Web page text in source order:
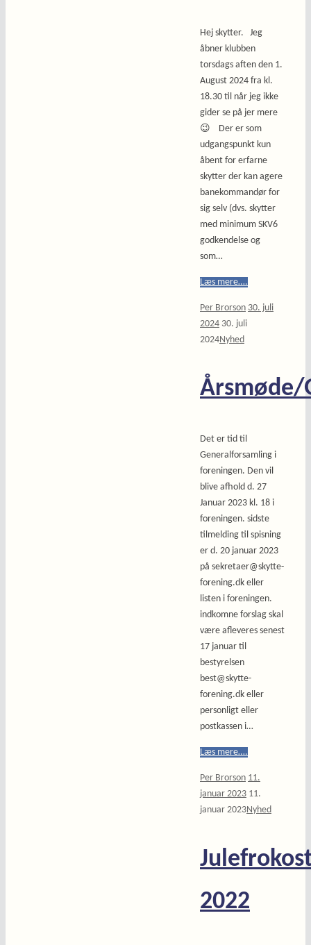
Hej skytter. Jeg
åbner klubben
torsdags aften den 1.
August 2024 fra kl.
18.30 til når jeg ikke
gider se på jer mere
😉 Der er som
udgangspunkt kun
åbent for erfarne
skytter der kan agere
banekommandør for
sig selv (dvs. skytter
med minimum SKV6
godkendelse og
som…
Læs mere….
Per Brorson 30. juli
2024 30. juli
2024Nyhed
Årsmøde/
Det er tid til
Generalforsamling i
foreningen. Den vil
blive afhold d. 27
Januar 2023 kl. 18 i
foreningen. sidste
tilmelding til spisning
er d. 20 januar 2023
på sekretaer@skytte-
forening.dk eller
listen i foreningen.
indkomne forslag skal
være afleveres senest
17 januar til
bestyrelsen
best@skytte-
forening.dk eller
personligt eller
postkassen i…
Læs mere….
Per Brorson 11.
januar 2023 11.
januar 2023Nyhed
2022